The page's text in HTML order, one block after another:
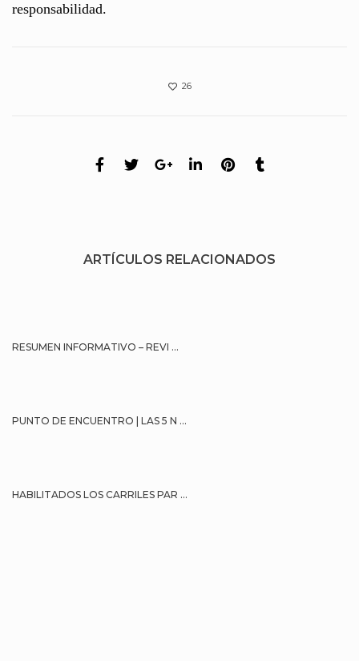
responsabilidad.
26
ARTÍCULOS RELACIONADOS
RESUMEN INFORMATIVO – REVI ...
PUNTO DE ENCUENTRO | LAS 5 N ...
HABILITADOS LOS CARRILES PAR ...